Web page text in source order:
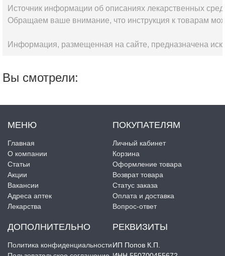
Источник информации об описаниях лекарственных
Обращаем ваше внимание, что инструкция к товарам
Информация, размещенная на сайте, предназначена
Вы смотрели:
МЕНЮ
Главная
О компании
Статьи
Акции
Вакансии
Адреса аптек
Лекарства
ПОКУПАТЕЛЯМ
Личный кабинет
Корзина
Оформление товара
Возврат товара
Статус заказа
Оплата и доставка
Вопрос-ответ
ДОПОЛНИТЕЛЬНО
Политика конфиденциальности
РЕКВИЗИТЫ
ИП Попов К.П.